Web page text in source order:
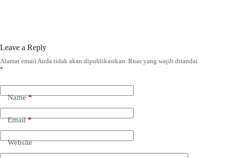
Leave a Reply
Alamat email Anda tidak akan dipublikasikan. Ruas yang wajib ditandai
*
Name*
Email*
Website